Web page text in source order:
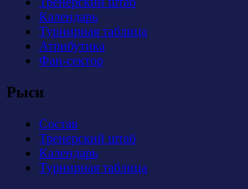
Календарь
Турнирная таблица
Атрибутика
Фан-сектор
Рыси
Состав
Тренерский штаб
Календарь
Турнирная таблица